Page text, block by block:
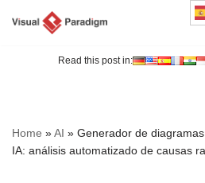
Read this post in:
Home »AI » Generador de
IA: análisis automatizado de causas